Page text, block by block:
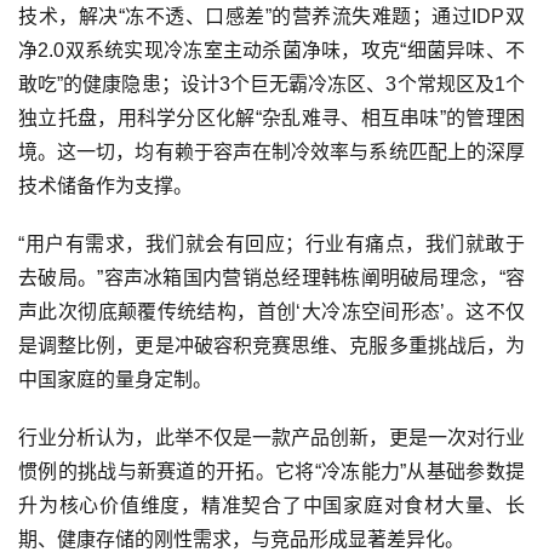
技术，解决“冻不透、口感差”的营养流失难题；通过IDP双
净2.0双系统实现冷冻室主动杀菌净味，攻克“细菌异味、不
敢吃”的健康隐患；设计3个巨无霸冷冻区、3个常规区及1个
独立托盘，用科学分区化解“杂乱难寻、相互串味”的管理困
境。这一切，均有赖于容声在制冷效率与系统匹配上的深厚
技术储备作为支撑。
“用户有需求，我们就会有回应；行业有痛点，我们就敢于
去破局。”容声冰箱国内营销总经理韩栋阐明破局理念，“容
声此次彻底颠覆传统结构，首创‘大冷冻空间形态’。这不仅
是调整比例，更是冲破容积竞赛思维、克服多重挑战后，为
中国家庭的量身定制。
行业分析认为，此举不仅是一款产品创新，更是一次对行业
惯例的挑战与新赛道的开拓。它将“冷冻能力”从基础参数提
升为核心价值维度，精准契合了中国家庭对食材大量、长
期、健康存储的刚性需求，与竞品形成显著差异化。